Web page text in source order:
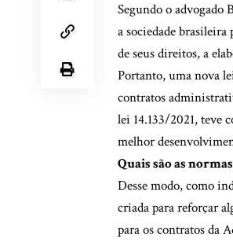
Segundo o advogado
a sociedade
de seus direitos, a
Portanto, uma nova
contratos
lei 14.133/2021, teve
melhor
Quais são as
Desse modo, como
criada para reforçar
para os contratos da